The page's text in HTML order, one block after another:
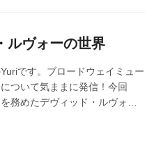
ルヴォーの世界
です。ブロードウェイミュー
ついて気ままに発信！今回
務めたデヴィッド・ルヴォー
ミオとジュリエット』より